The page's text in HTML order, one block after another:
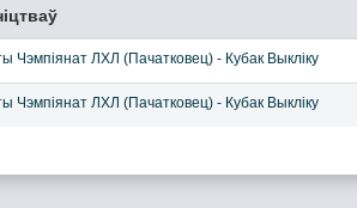
Чэмпіянат ЛХЛ (Пачатковец) - Кубак Выкліку
Чэмпіянат ЛХЛ (Пачатковец) - Кубак Выкліку